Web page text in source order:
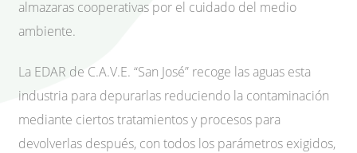
almazaras cooperativas por el cuidado del medio
ambiente.
La EDAR de C.A.V.E. “San José” recoge las aguas esta
industria para depurarlas reduciendo la contaminación
mediante ciertos tratamientos y procesos para
devolverlas después, con todos los parámetros exigidos,